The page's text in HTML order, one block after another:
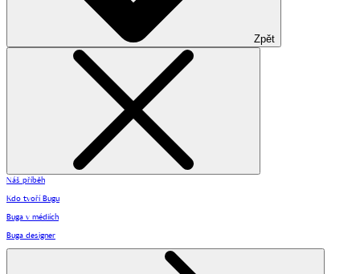
Zpět
Náš příběh
Kdo tvoří Bugu
Buga v médiích
Buga designer